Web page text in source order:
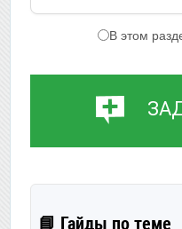
В этом
📘 Гайды по теме